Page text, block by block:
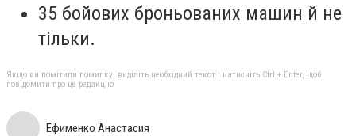
35 бойових броньованих машин й не
тільки.
Якщо ви помітили помилку, виділіть необхідний текст і натисніть Ctrl + Enter, щоб
повідомити про це редакцію
Ефименко Анастасия